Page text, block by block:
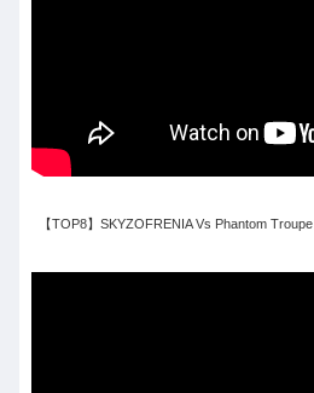
【TOP8】SKYZOFRENIA Vs Phantom Troupe